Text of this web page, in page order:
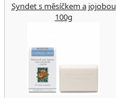
Syndet s měsíčkem a jojobou
100g